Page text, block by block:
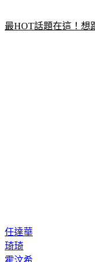
最HOT話題在這！想
任達華
琦琦
霍汶希